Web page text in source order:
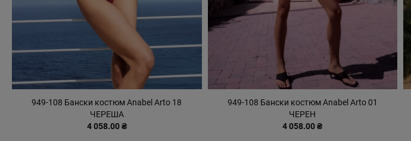
949-108 Бански костюм Anabel Arto 18
ЧЕРЕША
4 058.00 ₴
949-108 Бански костюм Anabel Arto 01
ЧЕРЕН
4 058.00 ₴